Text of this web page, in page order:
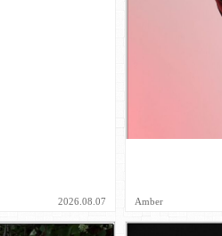
2026.08.07 Amber